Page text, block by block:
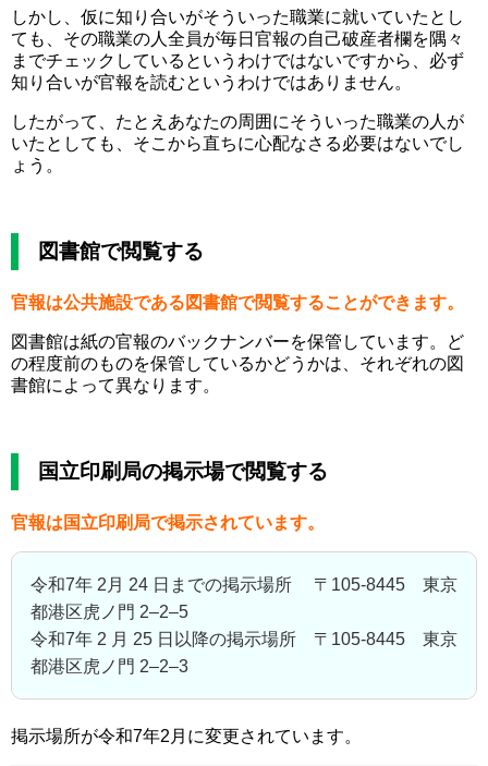
しかし、仮に知り合いがそういった職業に就いていたとし
ても、その職業の人全員が毎日官報の自己破産者欄を隅々
までチェックしているというわけではないですから、必ず
知り合いが官報を読むというわけではありません。
したがって、たとえあなたの周囲にそういった職業の人が
いたとしても、そこから直ちに心配なさる必要はないでし
ょう。
図書館で閲覧する
官報は公共施設である図書館で閲覧することができます。
図書館は紙の官報のバックナンバーを保管しています。ど
の程度前のものを保管しているかどうかは、それぞれの図
書館によって異なります。
国立印刷局の掲示場で閲覧する
官報は国立印刷局で掲示されています。
令和7年 2月 24 日までの掲示場所 〒105-8445 東京
都港区虎ノ門 2‒2‒5
令和7年 2 月 25 日以降の掲示場所 〒105-8445 東京
都港区虎ノ門 2‒2‒3
掲示場所が令和7年2月に変更されています。